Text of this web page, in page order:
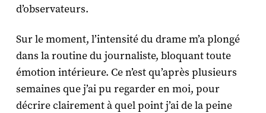
d’observateurs.
Sur le moment, l’intensité du drame m’a plongé
dans la routine du journaliste, bloquant toute
émotion intérieure. Ce n’est qu’après plusieurs
semaines que j’ai pu regarder en moi, pour
décrire clairement à quel point j’ai de la peine